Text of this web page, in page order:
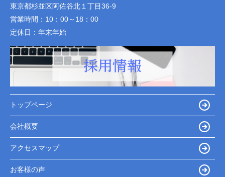
東京都杉並区阿佐谷北１丁目36-9
営業時間： 10：00～18：00
定休日： 年末年始
トップページ
会社概要
アクセスマップ
お客様の声